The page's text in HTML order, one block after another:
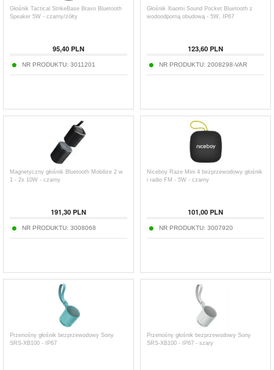
Głośnik Tactical StrikeBase Bravo Bluetooth
Speaker 5W - czarny/żółty
95,40 PLN
NR PRODUKTU: 3011201
Głośnik Xiaomi Sound Pocket Bluetooth z
wodoodporną obudową - 5W, IP67
123,60 PLN
NR PRODUKTU: 2008298-VAR
Magnetyczny głośnik Bluetooth Mobilize 2 w
1 - 2x 10W - czarny
191,30 PLN
NR PRODUKTU: 3008068
Niceboy Raze Mini 4 bezprzewodowy głośnik
i radio FM - 5W - czarny
101,00 PLN
NR PRODUKTU: 3007920
Przenośny głośnik bezprzewodowy Sony
SRS-XB100 - IP67
Przenośny głośnik bezprzewodowy Sony
SRS-XB100 - IP67 - szary